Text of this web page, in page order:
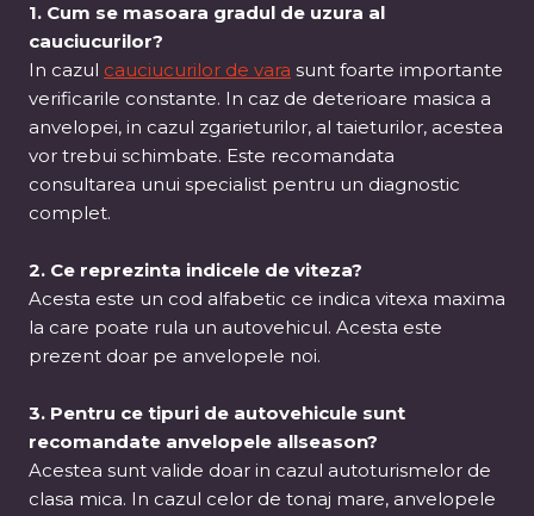
1. Cum se masoara gradul de uzura al
cauciucurilor?
In cazul cauciucurilor de vara sunt foarte importante
verificarile constante. In caz de deterioare masica a
anvelopei, in cazul zgarieturilor, al taieturilor, acestea
vor trebui schimbate. Este recomandata
consultarea unui specialist pentru un diagnostic
complet.
2. Ce reprezinta indicele de viteza?
Acesta este un cod alfabetic ce indica vitexa maxima
la care poate rula un autovehicul. Acesta este
prezent doar pe anvelopele noi.
3. Pentru ce tipuri de autovehicule sunt
recomandate anvelopele allseason?
Acestea sunt valide doar in cazul autoturismelor de
clasa mica. In cazul celor de tonaj mare, anvelopele